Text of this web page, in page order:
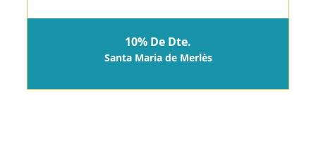
10% De Dte.
Santa Maria de Merlès